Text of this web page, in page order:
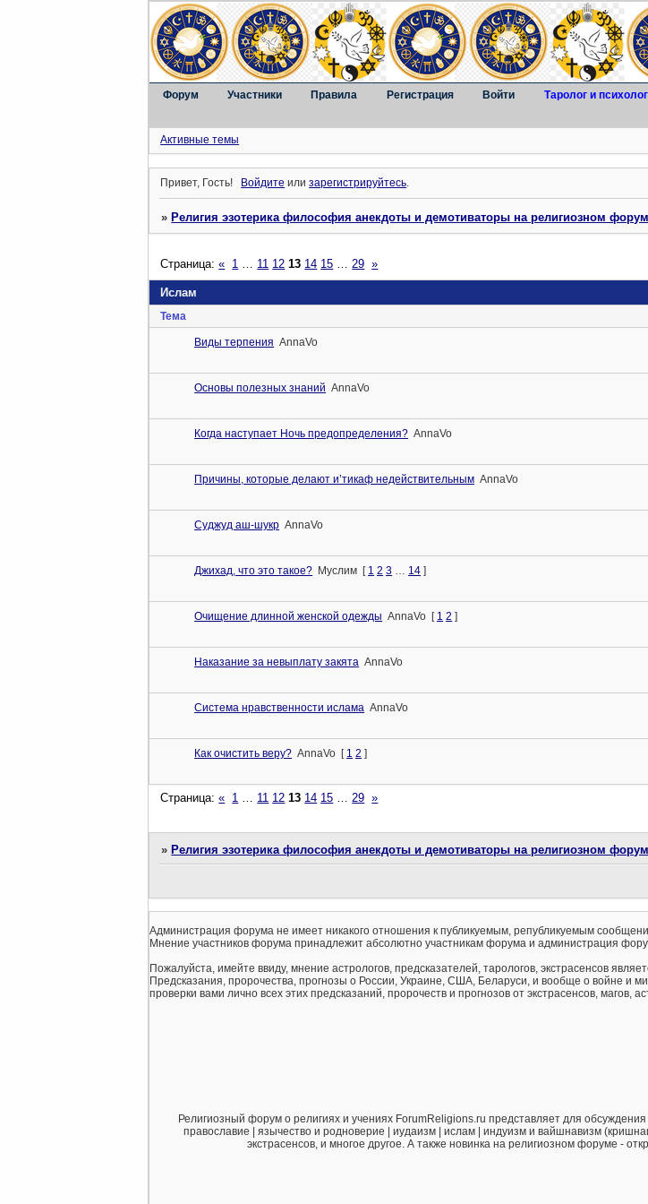
Форум Участники Правила Регистрация Войти Таролог и
Активные темы
Привет, Гость! Войдите илизарегистрируйтесь.
»Религия эзотерика философия анекдоты и демотиваторы на религиозном
Ислам
Страница:« 1 11 12 13 14 15 29 »
Тема
Виды терпения AnnaVo
Основы полезных знаний AnnaVo
Когда наступает Ночь предопределения? AnnaVo
Причины, которые делают и’тикаф недействительным AnnaVo
Суджуд аш-шукр AnnaVo
Джихад, что это такое? Муслим [ 1 2 3 14 ]
Очищение длинной женской одежды AnnaVo [ 1 2 ]
Наказание за невыплату закята AnnaVo
Система нравственности ислама AnnaVo
Как очистить веру? AnnaVo [ 1 2 ]
Страница:« 1 … 11 12 13 14 15 … 29 »
»Религия эзотерика философия анекдоты и демотиваторы на религиозном
Администрация форума не имеет никакого отношения к публикуемым, републикуемым
Мнение участников форума принадлежит абсолютно участникам форума и администрация
Пожалуйста, имейте ввиду, мнение астрологов, предсказателей, тарологов, экстрасенсов
Предсказания, пророчества, прогнозы о России, Украине, США, Беларуси, и вообще о войне и
проверки вами лично всех этих предсказаний, пророчеств и прогнозов от экстрасенсов, магов,
Религиозный форум о религиях и учениях ForumReligions.ru представляет для
православие | язычество и родноверие | иудаизм | ислам | индуизм и вайшнавизм
экстрасенсов, и многое другое. А также новинка на религиозном форуме -